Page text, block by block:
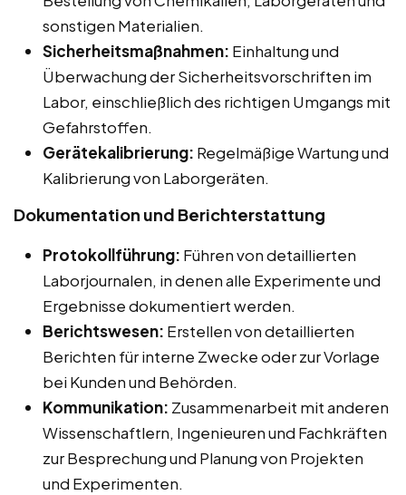
sonstigen Materialien.
Sicherheitsmaßnahmen: Einhaltung und
Überwachung der Sicherheitsvorschriften im
Labor, einschließlich des richtigen Umgangs mit
Gefahrstoffen.
Gerätekalibrierung: Regelmäßige Wartung und
Kalibrierung von Laborgeräten.
Dokumentation und Berichterstattung
Protokollführung: Führen von detaillierten
Laborjournalen, in denen alle Experimente und
Ergebnisse dokumentiert werden.
Berichtswesen: Erstellen von detaillierten
Berichten für interne Zwecke oder zur Vorlage
bei Kunden und Behörden.
Kommunikation: Zusammenarbeit mit anderen
Wissenschaftlern, Ingenieuren und Fachkräften
zur Besprechung und Planung von Projekten
und Experimenten.